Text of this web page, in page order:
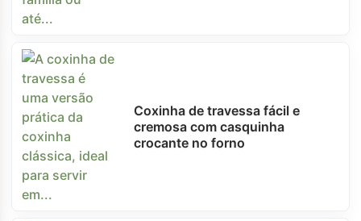
Coxinha de travessa fácil e
cremosa com casquinha
crocante no forno